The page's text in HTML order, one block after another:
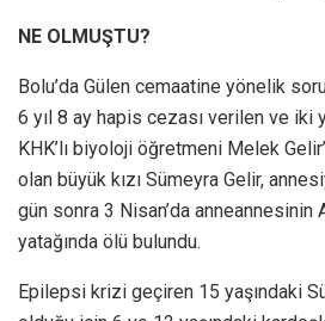
NE OLMUŞTU?
Bolu’da Gülen cemaatine yönelik
6 yıl 8 ay hapis cezası verilen ve iki
KHK’lı biyoloji öğretmeni Melek
olan büyük kızı Sümeyra Gelir,
gün sonra 3 Nisan’da anneannesinin
yatağında ölü bulundu.
Epilepsi krizi geçiren 15 yaşındaki